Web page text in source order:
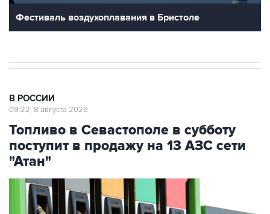
Фестиваль воздухоплавания в Бристоле
В РОССИИ
09:22, 8 августа 2026
Топливо в Севастополе в субботу
поступит в продажу на 13 АЗС сети
"Атан"